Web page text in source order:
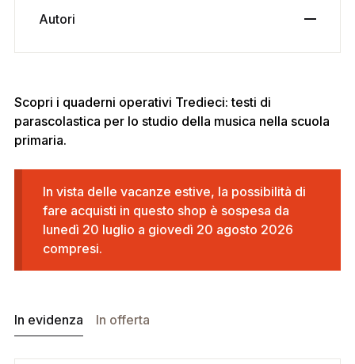
Scopri i quaderni operativi Tredieci: testi di
parascolastica per lo studio della musica nella scuola
primaria.
In vista delle vacanze estive, la possibilità di
fare acquisti in questo shop è sospesa da
lunedì 20 luglio a giovedì 20 agosto 2026
compresi.
In evidenza In offerta
Autori